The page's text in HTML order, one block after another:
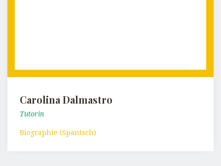
Carolina Dalmastro
Tutorin
Biographie (Spanisch)